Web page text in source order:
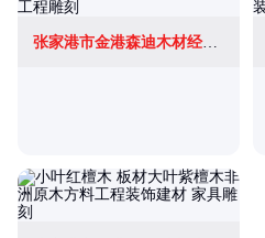
张家港市金港森迪木材经营部